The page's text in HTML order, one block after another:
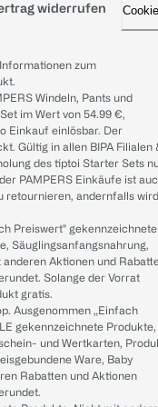
widerrufen
zum
Windeln, Pants und
im Wert von 54.99 €,
Einkauf einlösbar. Der
Gültig in allen BIPA Filialen
des tiptoi Starter Sets
PAMPERS Einkäufe ist
retournieren, andernfalls wird
Preiswert" gekennzeichnete
Säuglingsanfangsnahrung,
Aktionen und
Solange der Vorrat
gratis.
Ausgenommen „Einfach
gekennzeichnete Produkte,
und Wertkarten,
Ware, Baby
Rabatten und Aktionen